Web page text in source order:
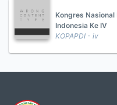
Kongres
Indonesia Ke IV
KOPAPDI - iv